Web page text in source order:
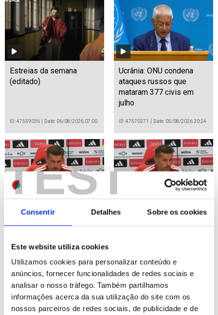
TEST
Consentir Detalhes Sobre os cookies
Este website utiliza cookies
Utilizamos cookies para personalizar conteúdo e
anúncios, fornecer funcionalidades de redes sociais e
analisar o nosso tráfego. Também partilhamos
informações acerca da sua utilização do site com os
nossos parceiros de redes sociais, de publicidade e de
Estreias da semana
(editado)
ID: 47559036 Date: 06/08/2026 07:00
Ucrânia: ONU condena
ataques russos que
mataram 377 civis em
julho
ID: 47570271 Date: 05/08/2026 20:24
LE: Marco Silva quer fator
casa com mesmo peso
(editado)
ID: 47569690 Date: 05/08/2026 18:39
LE: Marco Silva quer fator
ID: 47569609 Date: 05/08/2026 18:36